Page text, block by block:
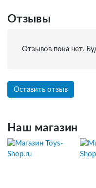
Отзывы
Отзывов пока нет.
Оставить отзыв
Наш магазин